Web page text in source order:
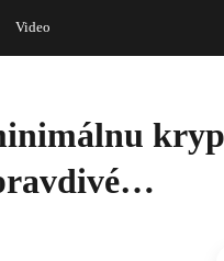
Video